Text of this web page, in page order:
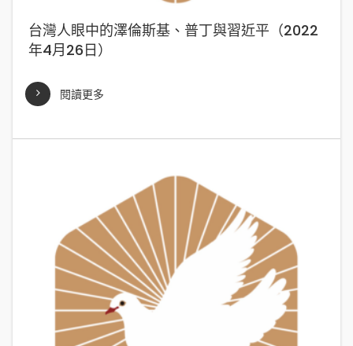
台灣人眼中的澤倫斯基、普丁與習近平（2022
年4月26日）
閱讀更多